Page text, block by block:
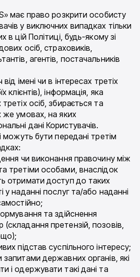
має право розкрити особисту
у виключних випадках тільки
в цій Політиці, будь-якому зі
осіб, страховиків,
агентів, постачальників
імені чи в інтересах третіх
клієнтів), інформація, яка
осіб, збирається та
же умовах, на яких
дані Користувачів.
можуть бути передані третім
чи виконання правочину між
третіми особами, внаслідок
отримати доступ до таких
у наданні послуг та/або наданні
та здійснення
претензій, позовів,
підстав суспільного інтересу;
державних органів, які
і одержувати такі дані та